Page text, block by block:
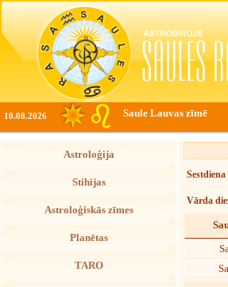
10.08.2026 Saule Lauvas zīmē
Astroloģija
Stihijas
Astroloģiskās zīmes
Planētas
TARO
Sestdiena
Vārda